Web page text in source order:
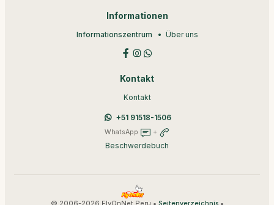
Informationen
Informationszentrum Über uns
Kontakt
Kontakt
+51 91518-1506
WhatsApp +
Beschwerdebuch
© 2006-2026 FlyOnNet Peru • •